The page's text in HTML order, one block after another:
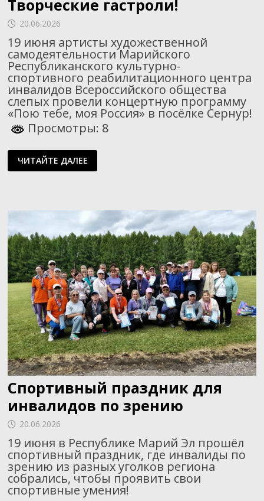
Творческие гастроли!
20.06.2026
19 июня артисты художественной
самодеятельности Марийского
Республиканского культурно-
спортивного реабилитационного центра
инвалидов Всероссийского общества
слепых провели концертную программу
«Пою тебе, моя Россия» в посёлке Сернур!
Просмотры: 8
ТВОРЧЕСКИЕ
ГАСТРОЛИ!
ЧИТАЙТЕ ДАЛЕЕ
Спортивный праздник для
инвалидов по зрению
20.06.2026
19 июня в Республике Марий Эл прошёл
спортивный праздник, где инвалиды по
зрению из разных уголков региона
собрались, чтобы проявить свои
спортивные умения!